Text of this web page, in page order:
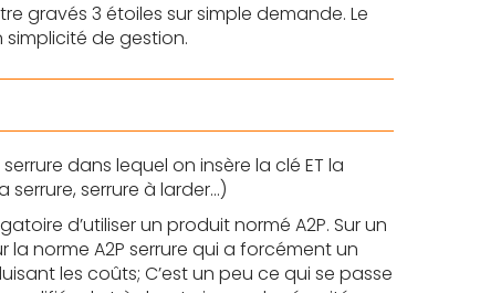
gravés 3 étoiles sur simple demande. Le
simplicité de gestion.
dans lequel on insère la clé ET la
serrure à larder…)
d’utiliser un produit normé A2P. Sur un
norme A2P serrure qui a forcément un
les coûts; C’est un peu ce qui se passe